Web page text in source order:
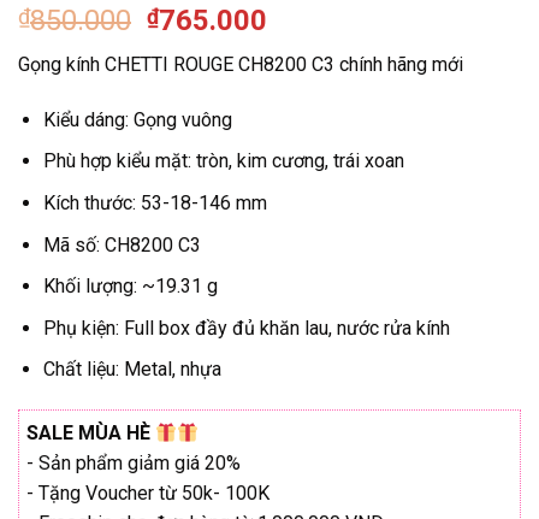
₫850.000 Giá
gốc
là:
₫850.000.
₫765.000
hiện
tại
Gọng kính CHETTI ROUGE CH8200 C3 chính hãng mới
Kiểu dáng: Gọng vuông
Phù hợp kiểu mặt: tròn, kim cương, trái xoan
Kích thước: 53-18-146 mm
Mã số: CH8200 C3
Khối lượng: ~19.31 g
Phụ kiện: Full box đầy đủ khăn lau, nước rửa kính
Chất liệu: Metal, nhựa
SALE MÙA HÈ
- Sản phẩm giảm giá 20%
- Tặng Voucher từ 50k- 100K